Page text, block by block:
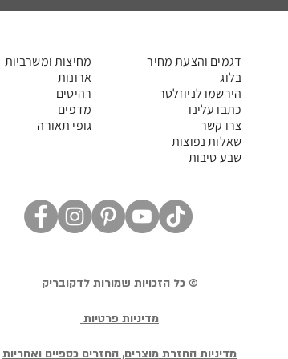
מחיצות ומשרביות
ארונות
רהיטים
מדפים
גופי תאורה
דגמים והצעת מחיר
בלוג
הירשמו לניוזלטר
כתבו עלינו
צרו קשר
שאלות נפוצות
שבע סיבות
© כל הזכויות שמורות לדקובריק
מדיניות פרטיות
מדיניות החזרת מוצרים, החזרים כספיים ואחריות